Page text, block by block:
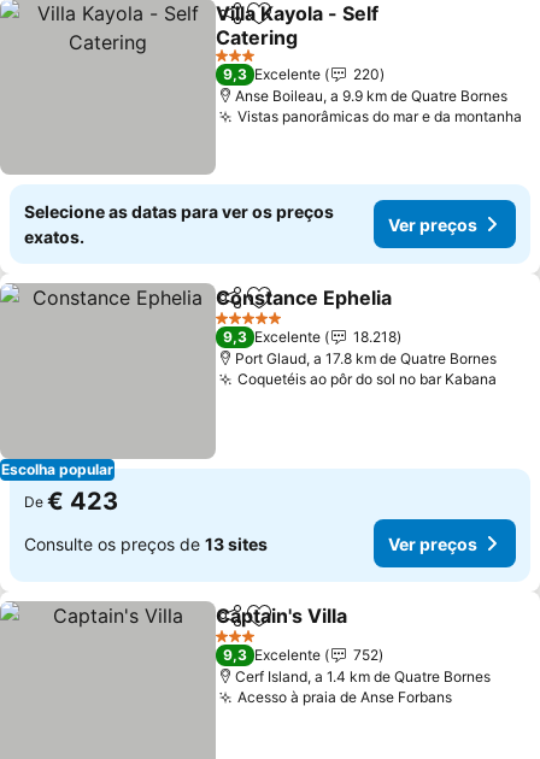
PartilharAdicionar aos favoritos
Villa Kayola - Self
Catering
Ver preços
3 Estrelas
9,3 Excelente
220
Anse Boileau, a 9.9 km de Quatre Bornes
Vistas panorâmicas do mar e da montanha
Selecione as datas para ver os preços
exatos.
Ver preços
Escolha popular
PartilharAdicionar aos favoritos
Constance Ephelia
5 Estrelas
9,3 Excelente
18.218
Port Glaud, a 17.8 km de Quatre Bornes
Coquetéis ao pôr do sol no bar Kabana
De € 423
Consulte os preços de 13 sites Ver preços
PartilharAdicionar aos favoritos
Captain's Villa
3 Estrelas
9,3 Excelente
752
Cerf Island, a 1.4 km de Quatre Bornes
Acesso à praia de Anse ForbansVer